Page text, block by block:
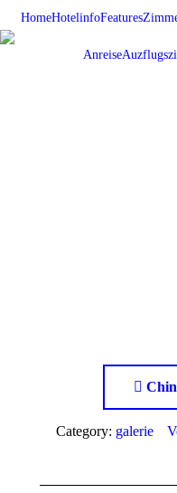
HomeHotelinfoFeatures
Anreise
Category: galerie